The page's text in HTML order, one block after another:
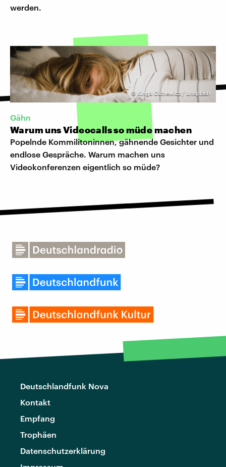
werden.
© Kinga Cichewicz / Unsplash
Gähn
Warum uns Videocalls so müde machen
Popelnde Kommilitoninnen, gähnende Gesichter und
endlose Gespräche. Warum machen uns
Videokonferenzen eigentlich so müde?
Deutschlandfunk Nova
Kontakt
Empfang
Trophäen
Datenschutzerklärung